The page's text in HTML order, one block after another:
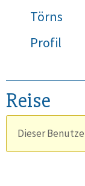
Törns
Profil
Reise
Dieser